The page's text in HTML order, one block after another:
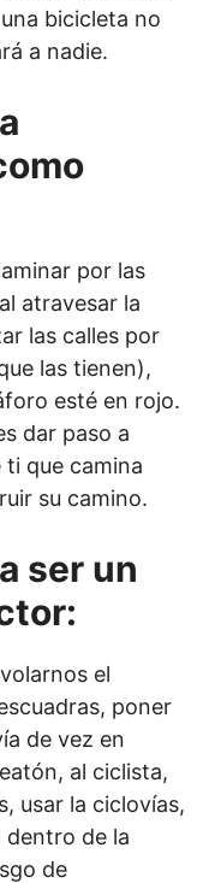
bicicleta no
a nadie.
por las
atravesar la
las calles por
las tienen),
esté en rojo.
dar paso a
ti que camina
su camino.
ser un
el
poner
de vez en
al ciclista,
usar la ciclovías,
dentro de la
de